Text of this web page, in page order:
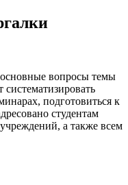
вопросы темы
подготовиться к
студентам
а также всем